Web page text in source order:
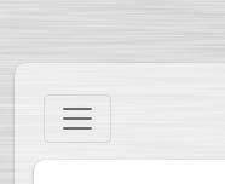
Main navigation